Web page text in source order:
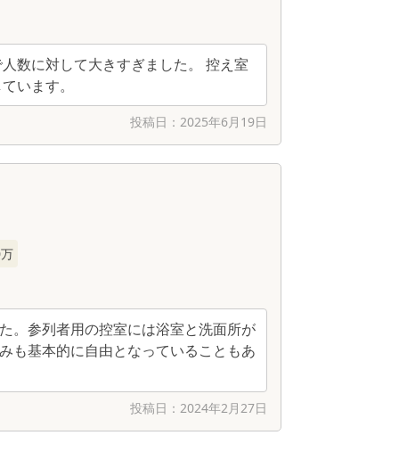
数に対して大きすぎました。 控え室
います。
投稿日： 2025年6月19日
。参列者用の控室には浴室と洗面所が
も基本的に自由となっていることもあ
投稿日： 2024年2月27日